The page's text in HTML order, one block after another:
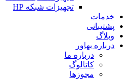
تجهیزات شبکه HP
خدمات
پشتیبانی
وبلاگ
درباره بهاور
درباره ما
کاتالوگ
مجوزها